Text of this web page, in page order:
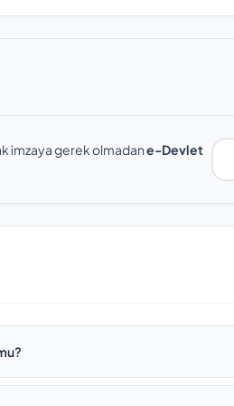
imzaya gerek olmadane-Devlet